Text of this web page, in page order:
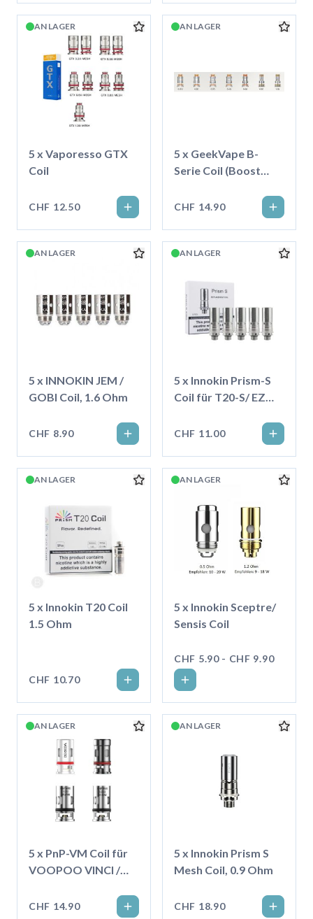
AN LAGER
5 x Vaporesso GTX
Coil
CHF 12.50
AN LAGER
5 x GeekVape B-
Serie Coil (Boost
CHF 14.90
AN LAGER
5 x INNOKIN JEM /
GOBI Coil, 1.6 Ohm
CHF 8.90
AN LAGER
5 x Innokin Prism-S
Coil für T20-S/ EZ
CHF 11.00
AN LAGER
5 x Innokin T20 Coil
1.5 Ohm
CHF 10.70
AN LAGER
5 x Innokin Sceptre/
Sensis Coil
CHF 5.90 - CHF 9.90
AN LAGER
5 x PnP-VM Coil für
VOOPOO VINCI /
CHF 14.90
AN LAGER
5 x Innokin Prism S
Mesh Coil, 0.9 Ohm
CHF 18.90